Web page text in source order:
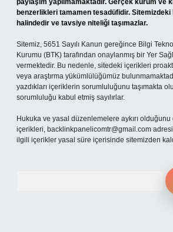
paylaşım yapılmamaktadır. Gerçek kurum ve
benzerlikleri tamamen tesadüfidir.
halindedir ve tavsiye niteliği taşımazlar.
Sitemiz, 5651 Sayılı Kanun gereğince Bilgi
Kurumu (BTK) tarafından onaylanmış bir Yer
vermektedir. Bu nedenle, sitedeki içerikleri
veya araştırma yükümlülüğümüz
yazdıkları içeriklerin sorumluluğunu taşımakta
sorumluluğu kabul etmiş sayılırlar.
Hukuka ve yasal düzenlemelere aykırı
içerikleri, backlinkpanelicomtr@gmail.com
ilgili içerikler yasal süre içerisinde sitemizden